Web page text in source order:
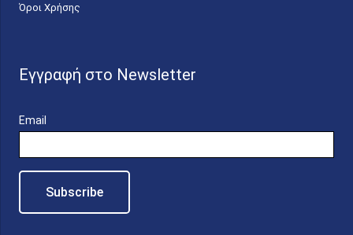
Όροι Χρήσης
Εγγραφή στο Newsletter
Email